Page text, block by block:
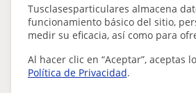
Tusclasesparticulares almacena
funcionamiento básico del sitio,
medir su eficacia, así como para
Al hacer clic en “Aceptar”, aceptas
Política de Privacidad.